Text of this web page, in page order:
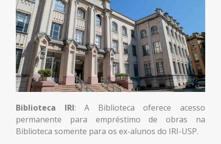
Biblioteca IRI: A Biblioteca oferece acesso
permanente para empréstimo de obras na
Biblioteca somente para os ex-alunos do IRI-USP.